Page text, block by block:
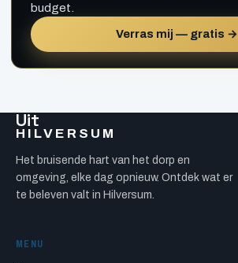
budget.
Verras mij — gratis →
Uit
HILVERSUM
Het bruisende hart van het dorp en
omgeving, elke dag opnieuw. Ontdek wat er
te beleven valt in Hilversum.
MENU